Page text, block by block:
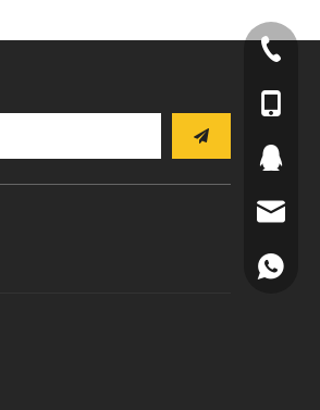
+86-20-
+86-